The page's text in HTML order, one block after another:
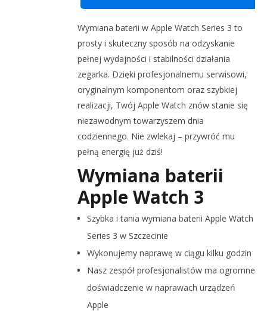
Wymiana baterii w Apple Watch Series 3 to
prosty i skuteczny sposób na odzyskanie
pełnej wydajności i stabilności działania
zegarka. Dzięki profesjonalnemu serwisowi,
oryginalnym komponentom oraz szybkiej
realizacji, Twój Apple Watch znów stanie się
niezawodnym towarzyszem dnia
codziennego. Nie zwlekaj – przywróć mu
pełną energię już dziś!
Wymiana baterii
Apple Watch 3
Szybka i tania wymiana baterii Apple Watch
Series 3 w Szczecinie
Wykonujemy naprawę w ciągu kilku godzin
Nasz zespół profesjonalistów ma ogromne
doświadczenie w naprawach urządzeń
Apple